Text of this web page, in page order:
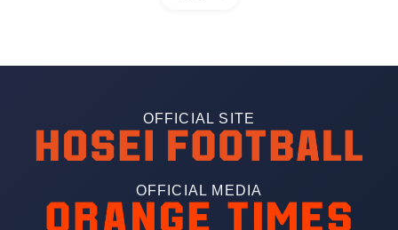
OFFICIAL SITE
OFFICIAL MEDIA